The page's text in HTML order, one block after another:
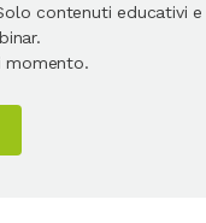
contenuti educativi e
momento.